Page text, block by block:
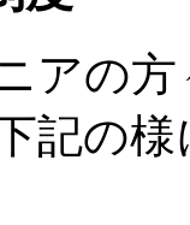
アの
記の